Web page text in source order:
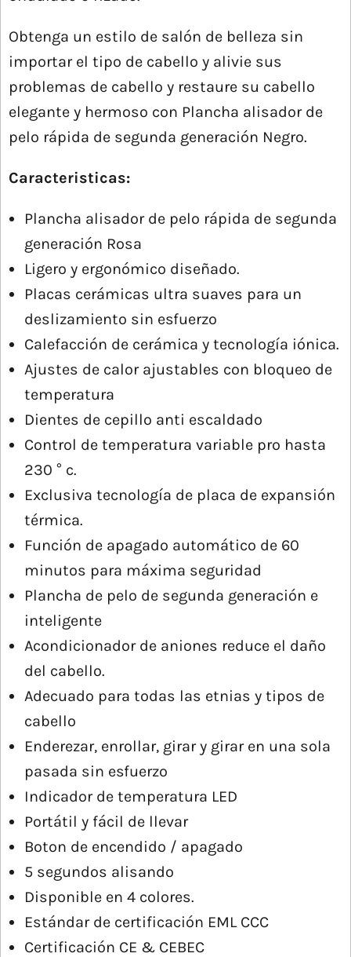
Obtenga un estilo de salón de belleza sin
importar el tipo de cabello y alivie sus
problemas de cabello y restaure su cabello
elegante y hermoso con Plancha alisador de
pelo rápida de segunda generación Negro.
Caracteristicas:
Plancha alisador de pelo rápida de segunda
generación Rosa
Ligero y ergonómico diseñado.
Placas cerámicas ultra suaves para un
deslizamiento sin esfuerzo
Calefacción de cerámica y tecnología iónica.
Ajustes de calor ajustables con bloqueo de
temperatura
Dientes de cepillo anti escaldado
Control de temperatura variable pro hasta
230 ° c.
Exclusiva tecnología de placa de expansión
térmica.
Función de apagado automático de 60
minutos para máxima seguridad
Plancha de pelo de segunda generación e
inteligente
Acondicionador de aniones reduce el daño
del cabello.
Adecuado para todas las etnias y tipos de
cabello
Enderezar, enrollar, girar y girar en una sola
pasada sin esfuerzo
Indicador de temperatura LED
Portátil y fácil de llevar
Boton de encendido / apagado
5 segundos alisando
Disponible en 4 colores.
Estándar de certificación EML CCC
Certificación CE & CEBEC